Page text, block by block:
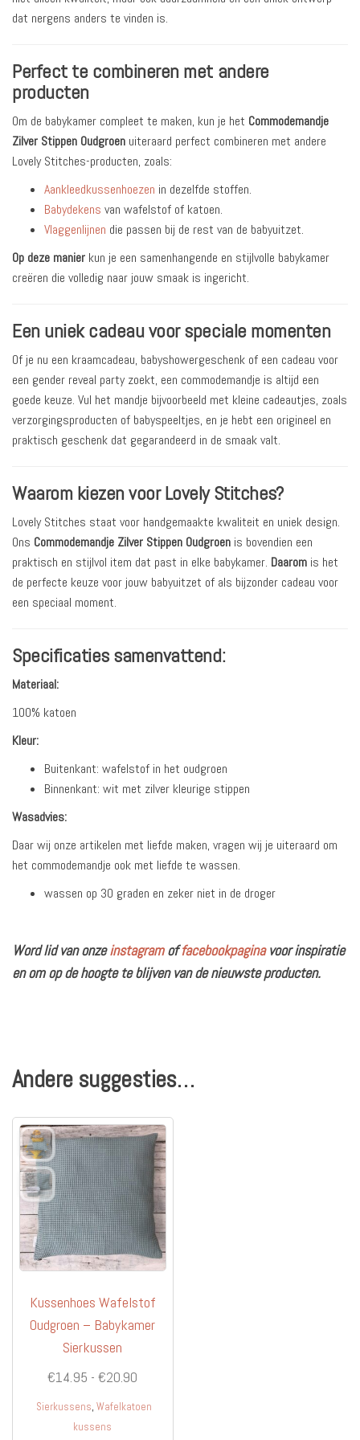
dat nergens anders te vinden is.
Perfect te combineren met andere
producten
Om de babykamer compleet te maken, kun je het Commodemandje
Zilver Stippen Oudgroen uiteraard perfect combineren met andere
Lovely Stitches-producten, zoals:
Aankleedkussenhoezen in dezelfde stoffen.
Babydekens van wafelstof of katoen.
Vlaggenlijnen die passen bij de rest van de babyuitzet.
Op deze manier kun je een samenhangende en stijlvolle babykamer
creëren die volledig naar jouw smaak is ingericht.
Een uniek cadeau voor speciale momenten
Of je nu een kraamcadeau, babyshowergeschenk of een cadeau voor
een gender reveal party zoekt, een commodemandje is altijd een
goede keuze. Vul het mandje bijvoorbeeld met kleine cadeautjes, zoals
verzorgingsproducten of babyspeeltjes, en je hebt een origineel en
praktisch geschenk dat gegarandeerd in de smaak valt.
Waarom kiezen voor Lovely Stitches?
Lovely Stitches staat voor handgemaakte kwaliteit en uniek design.
Ons Commodemandje Zilver Stippen Oudgroen is bovendien een
praktisch en stijlvol item dat past in elke babykamer. Daarom is het
de perfecte keuze voor jouw babyuitzet of als bijzonder cadeau voor
een speciaal moment.
Specificaties samenvattend:
Materiaal:
100% katoen
Kleur:
Buitenkant: wafelstof in het oudgroen
Binnenkant: wit met zilver kleurige stippen
Wasadvies:
Daar wij onze artikelen met liefde maken, vragen wij je uiteraard om
het commodemandje ook met liefde te wassen.
wassen op 30 graden en zeker niet in de droger
Word lid van onzeinstagramoffacebookpaginavoor inspiratie
en om op de hoogte te blijven van de nieuwste producten.
Andere suggesties…
Kussenhoes Wafelstof
Oudgroen – Babykamer
Sierkussen
€14.95 - €20.90
Sierkussens, Wafelkatoen
kussens